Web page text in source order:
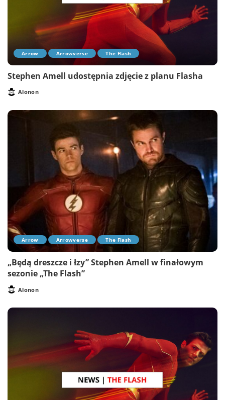
Arrow Arrowverse The Flash
Stephen Amell udostępnia zdjęcie z planu Flasha
PostedAlonon
Arrow Arrowverse The Flash
„Będą dreszcze i łzy” Stephen Amell w finałowym
sezonie „The Flash”
PostedAlonon